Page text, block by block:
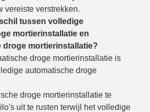
vereiste verstrekken.
tussen volledige
mortierinstallatie en
droge mortierinstallatie?
droge mortierinstallatie is
automatische droge
droge mortierinstallatie te
uit te rusten terwijl het volledige